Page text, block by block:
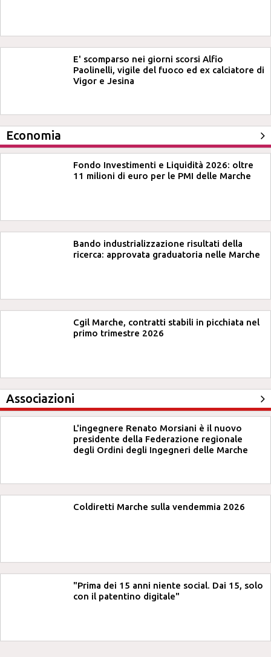
E' scomparso nei giorni scorsi Alfio
Paolinelli, vigile del fuoco ed ex calciatore di
Vigor e Jesina
Economia
Fondo Investimenti e Liquidità 2026: oltre
11 milioni di euro per le PMI delle Marche
Bando industrializzazione risultati della
ricerca: approvata graduatoria nelle Marche
Cgil Marche, contratti stabili in picchiata nel
primo trimestre 2026
Associazioni
L'ingegnere Renato Morsiani è il nuovo
presidente della Federazione regionale
degli Ordini degli Ingegneri delle Marche
Coldiretti Marche sulla vendemmia 2026
"Prima dei 15 anni niente social. Dai 15, solo
con il patentino digitale"